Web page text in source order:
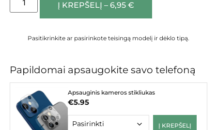
Į KREPŠELĮ – 6,95 €
Pasitikrinkite ar pasirinkote teisingą modelį ir dėklo tipą.
Papildomai apsaugokite savo telefoną
Apsauginis kameros stikliukas
€5.95
Į KREPŠELĮ